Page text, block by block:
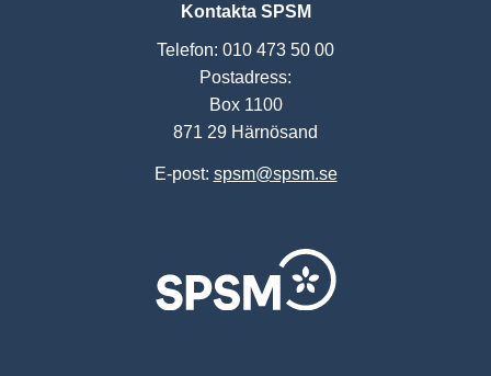
Kontakta SPSM
Telefon: 010 473 50 00
Postadress:
Box 1100
871 29 Härnösand
E-post: spsm@spsm.se